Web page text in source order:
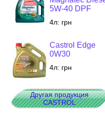
5W-40 DPF
4л: грн
Castrol Edge
0W30
4л: грн
Другая продукция
CASTROL